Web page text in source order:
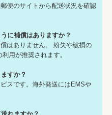
便のサイトから配送状況を確認
に補償はありますか？
はありません。 紛失や破損の
用が推奨されます。
すか？
スです。海外発送にはEMSや